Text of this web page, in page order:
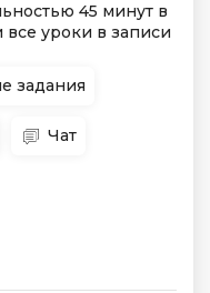
45 минут в
уроки в записи
задания
Чат